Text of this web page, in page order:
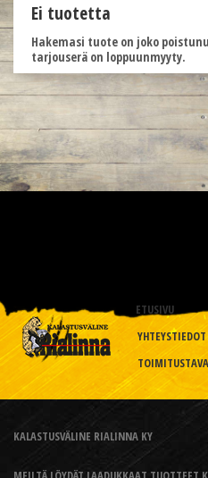
Ei tuotetta
Hakemasi tuote on joko
tarjouserä on loppuunmyyty.
ETUSIVU
YHTEYSTIEDOT
KALASTUSVÄLINE RIALINNA KY